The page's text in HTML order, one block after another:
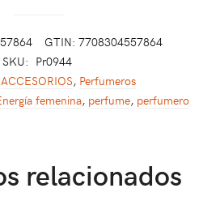
GTIN: 7708304557864
SKU: Pr0944
ACCESORIOS, Perfumeros
femenina, perfume, perfumero
relacionados